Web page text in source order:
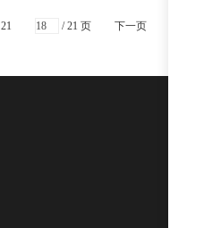
21 / 21 页 下一页